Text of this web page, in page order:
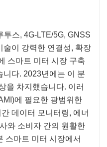
스, 4G-LTE/5G, GNSS
술이 강력한 연결성, 확장
스마트 미터 시장 구축
니다. 2023년에는 이 분
을 차지했습니다. 이러
에 필요한 광범위한
데이터 모니터링, 에너
와 소비자 간의 원활한
스마트 미터 시장에서